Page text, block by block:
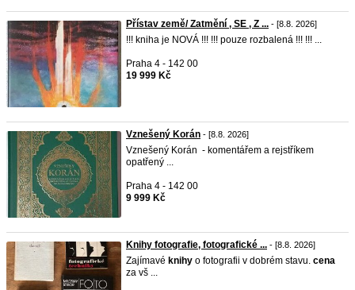
Přístav země/ Zatmění , SE , Z ... - [8.8. 2026]
!!! kniha je NOVÁ !!! !!! pouze rozbalená !!! !!! ...
Praha 4 - 142 00
19 999 Kč
Vznešený Korán - [8.8. 2026]
Vznešený Korán - komentářem a rejstříkem
opatřený ...
Praha 4 - 142 00
9 999 Kč
Knihy fotografie, fotografické ... - [8.8. 2026]
Zajímavé knihy o fotografii v dobrém stavu. cena
za vš ...